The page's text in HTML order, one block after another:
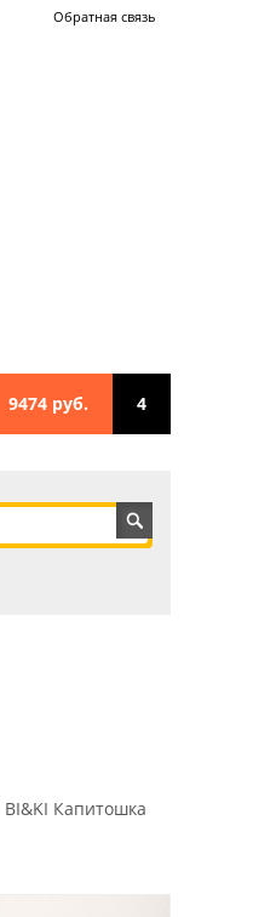
Обратная связь
4
9474 руб.
BI&KI Капитошка